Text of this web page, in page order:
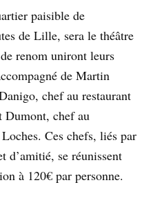
paisible de
de Lille, sera le théâtre
renom uniront leurs
de Martin
chef au restaurant
Dumont, chef au
Ces chefs, liés par
d’amitié, se réunissent
à 120€ par personne.